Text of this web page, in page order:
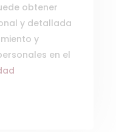
obtener
y detallada
y
en el